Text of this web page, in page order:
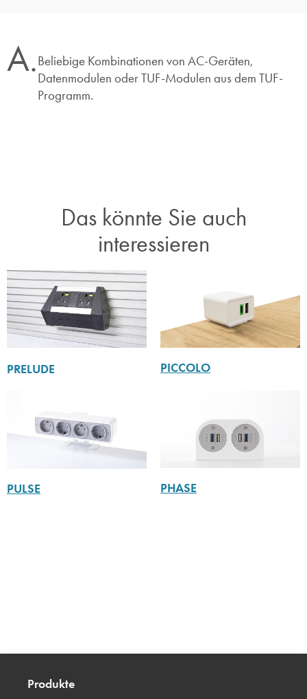
A.Beliebige Kombinationen von AC-Geräten,
Datenmodulen oder TUF-Modulen aus dem TUF-
Programm.
Das könnte Sie auch
interessieren​
PRELUDE PICCOLO
PULSE PHASE
Produkte